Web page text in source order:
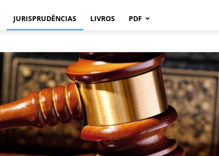
JURISPRUDÊNCIAS LIVROS PDF